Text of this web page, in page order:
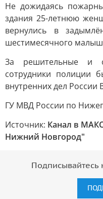
Не дожидаясь
здания 25-летнюю
вернулись в
шестимесячного
За решительные и
сотрудники полиции
внутренних дел
ГУ МВД России по
Источник: Канал в
Нижний Новгород"
Подписывайтесь